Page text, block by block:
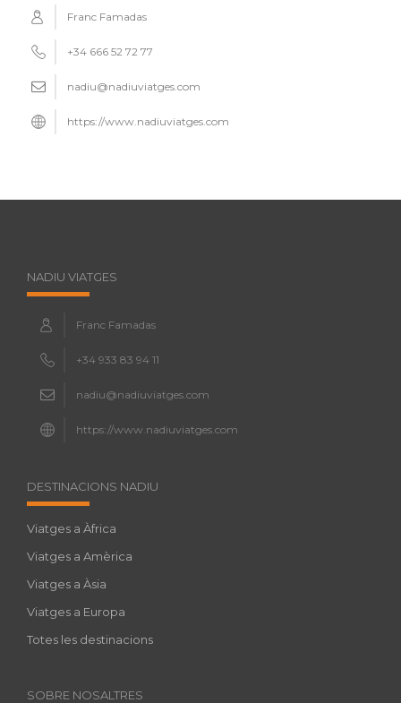
Franc Famadas
+34 666 52 72 77
nadiu@nadiuviatges.com
https://www.nadiuviatges.com
NADIU VIATGES
Franc Famadas
+34 933 83 94 11
nadiu@nadiuviatges.com
https://www.nadiuviatges.com
DESTINACIONS NADIU
Viatges a Àfrica
Viatges a Amèrica
Viatges a Àsia
Viatges a Europa
Totes les destinacions
SOBRE NOSALTRES